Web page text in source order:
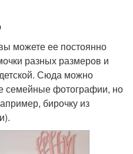
можете ее постоянно
разных размеров и
Сюда можно
семейные фотографии, но
бирочку из